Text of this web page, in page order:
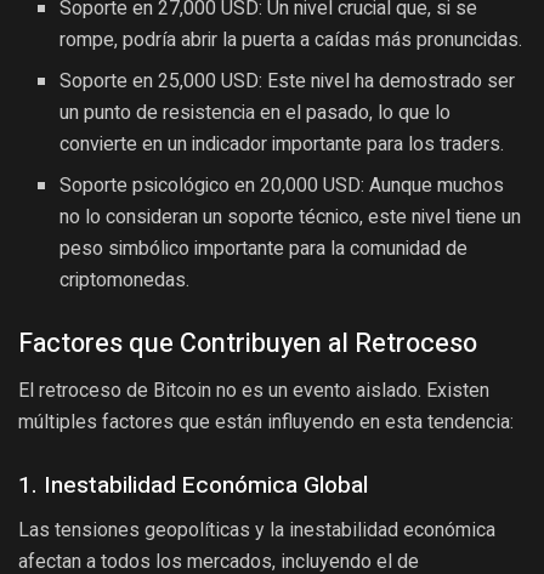
Soporte en 27,000 USD: Un nivel crucial que, si se
rompe, podría abrir la puerta a caídas más pronuncidas.
Soporte en 25,000 USD: Este nivel ha demostrado ser
un punto de resistencia en el pasado, lo que lo
convierte en un indicador importante para los traders.
Soporte psicológico en 20,000 USD: Aunque muchos
no lo consideran un soporte técnico, este nivel tiene un
peso simbólico importante para la comunidad de
criptomonedas.
Factores que Contribuyen al Retroceso
El retroceso de Bitcoin no es un evento aislado. Existen
múltiples factores que están influyendo en esta tendencia:
1. Inestabilidad Económica Global
Las tensiones geopolíticas y la inestabilidad económica
afectan a todos los mercados, incluyendo el de